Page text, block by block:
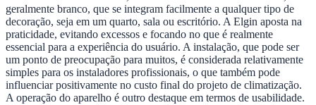
geralmente branco, que se integram facilmente a qualquer tipo de
decoração, seja em um quarto, sala ou escritório. A Elgin aposta na
praticidade, evitando excessos e focando no que é realmente
essencial para a experiência do usuário. A instalação, que pode ser
um ponto de preocupação para muitos, é considerada relativamente
simples para os instaladores profissionais, o que também pode
influenciar positivamente no custo final do projeto de climatização.
A operação do aparelho é outro destaque em termos de usabilidade.